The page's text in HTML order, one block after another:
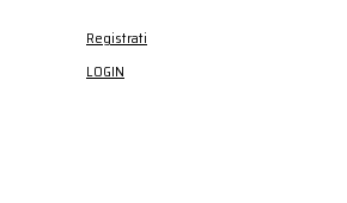
Registrati
LOGIN